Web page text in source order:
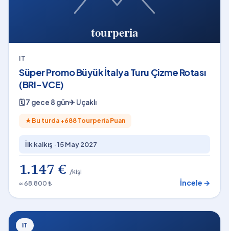
IT
Süper Promo Büyük İtalya Turu Çizme Rotası
(BRI-VCE)
🗓7 gece 8 gün✈Uçaklı
★ Bu turda +688 Tourperia Puan
İlk kalkış ·15 May 2027
1.147 € /kişi
≈ 68.800 ₺
İncele →
IT